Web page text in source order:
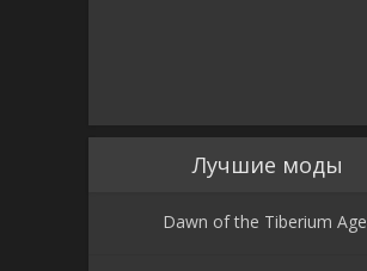
Лучшие моды
Dawn of the Tiberium Age